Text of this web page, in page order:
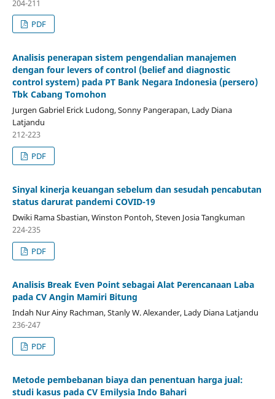
204-211
PDF
Analisis penerapan sistem pengendalian manajemen
dengan four levers of control (belief and diagnostic
control system) pada PT Bank Negara Indonesia (persero)
Tbk Cabang Tomohon
Jurgen Gabriel Erick Ludong, Sonny Pangerapan, Lady Diana
Latjandu
212-223
PDF
Sinyal kinerja keuangan sebelum dan sesudah pencabutan
status darurat pandemi COVID-19
Dwiki Rama Sbastian, Winston Pontoh, Steven Josia Tangkuman
224-235
PDF
Analisis Break Even Point sebagai Alat Perencanaan Laba
pada CV Angin Mamiri Bitung
Indah Nur Ainy Rachman, Stanly W. Alexander, Lady Diana Latjandu
236-247
PDF
Metode pembebanan biaya dan penentuan harga jual:
studi kasus pada CV Emilysia Indo Bahari